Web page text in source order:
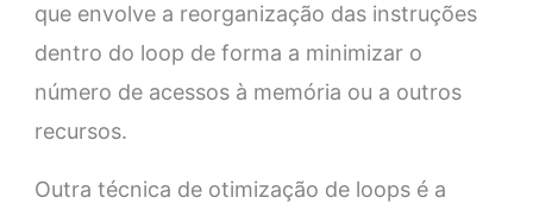
que envolve a reorganização das instruções
dentro do loop de forma a minimizar o
número de acessos à memória ou a outros
recursos.
Outra técnica de otimização de loops é a